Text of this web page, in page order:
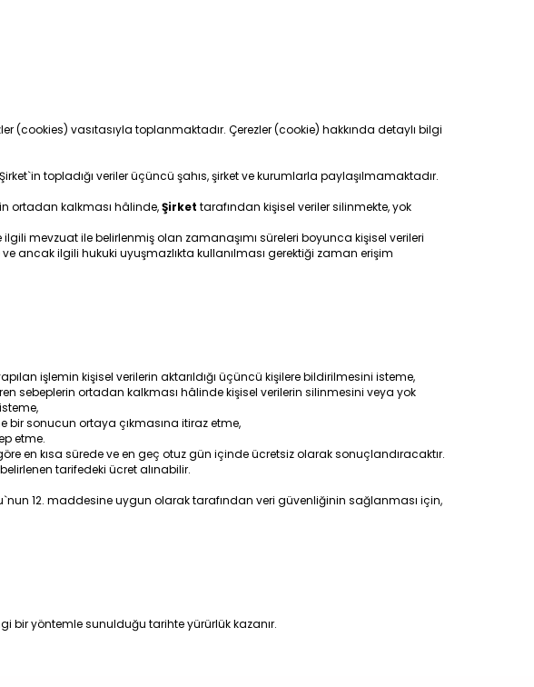
(cookies) vasıtasıyla toplanmaktadır. Çerezler (cookie) hakkında detaylı bilgi
topladığı veriler üçüncü şahıs, şirket ve kurumlarla paylaşılmamaktadır.
ortadan kalkması hâlinde,Şirket tarafından kişisel veriler silinmekte, yok
mevzuat ile belirlenmiş olan zamanaşımı süreleri boyunca kişisel verileri
ilgili hukuki uyuşmazlıkta kullanılması gerektiği zaman erişim
işlemin kişisel verilerin aktarıldığı üçüncü kişilere bildirilmesini isteme,
sebeplerin ortadan kalkması hâlinde kişisel verilerin silinmesini veya yok
bir sonucun ortaya çıkmasına itiraz etme,
etme.
en kısa sürede ve en geç otuz gün içinde ücretsiz olarak sonuçlandıracaktır.
tarifedeki ücret alınabilir.
12. maddesine uygun olarak tarafından veri güvenliğinin sağlanması için,
bir yöntemle sunulduğu tarihte yürürlük kazanır.